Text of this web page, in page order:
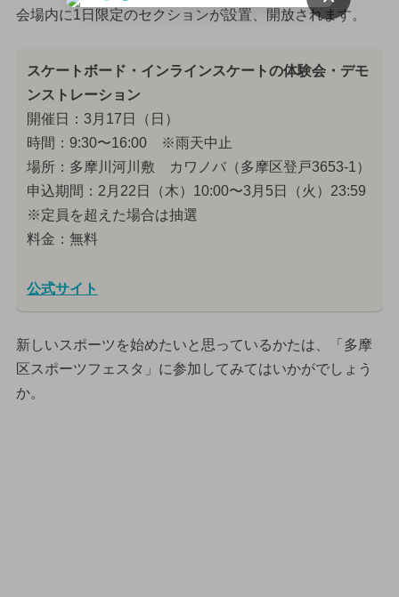
会場内に1日限定のセクションが設置、開放されます。
スケートボード・インラインスケートの体験会・デモ
ンストレーション
開催日：3月17日（日）
時間：9:30〜16:00 ※雨天中止
場所：多摩川河川敷 カワノバ（多摩区登戸3653-1）
申込期間：2月22日（木）10:00〜3月5日（火）23:59
※定員を超えた場合は抽選
料金：無料
公式サイト
新しいスポーツを始めたいと思っているかたは、「多摩
区スポーツフェスタ」に参加してみてはいかがでしょう
か。